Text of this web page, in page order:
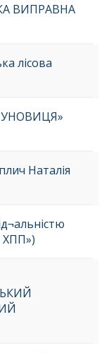
ВИПРАВНА
лісова
Наталія